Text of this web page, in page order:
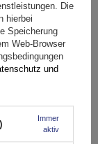
Die
hierbei
Speicherung
Web-Browser
und
Immer
aktiv